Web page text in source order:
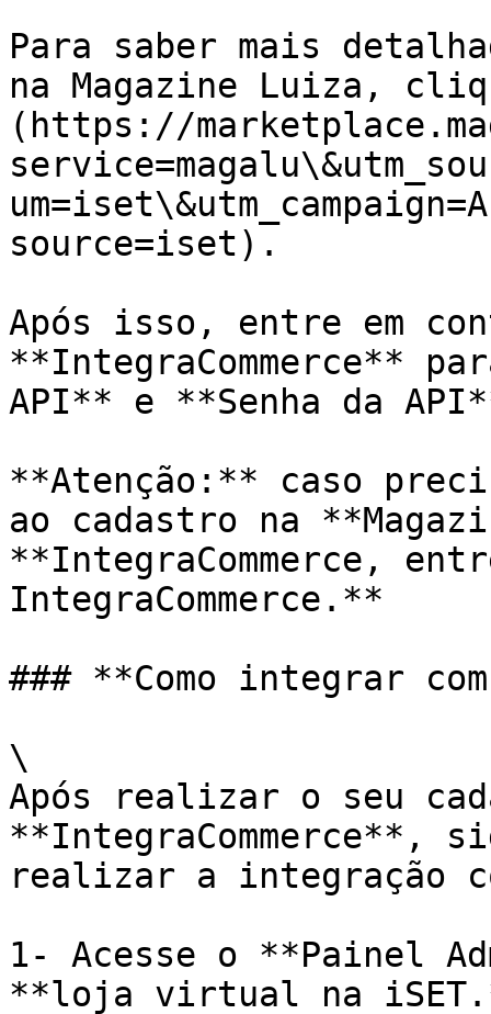
Para saber mais
na Magazine Luiza,
(https://
source=iset).
Após isso, entre em
**IntegraCommerce**
API** e **Senha da
**Atenção:** caso
ao cadastro na
**IntegraCommerce,
IntegraCommerce.**
### **Como integrar
\
Após realizar o seu
**IntegraCommerce**,
realizar a integração
1- Acesse o **Painel
**loja virtual na